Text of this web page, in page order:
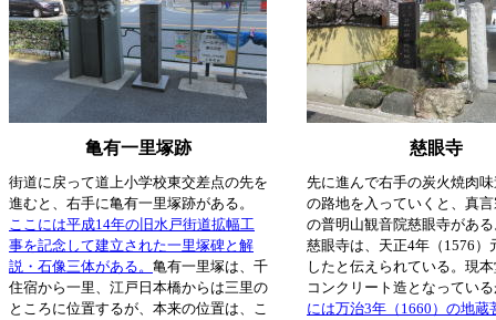
亀有一里塚跡 慈眼寺
街道に戻って道上小学校東交差点の先を
進むと、右手に亀有一里塚跡がある。
ここには平成14年の旧水戸街道拡幅工
事を記念して建立された一里塚碑と解
説・石像三体がある。 亀有一里塚は、千
住宿から一里、江戸日本橋からは三里の
ところに位置するが、本来の位置は、こ
先に進んで右手の炭火焼肉
の路地を入っていくと、真
の普明山観音院慈眼寺があ
慈眼寺は、天正4年（1576）
したと伝えられている。現
コンクリート造となってい
には万治3年（1660）の地蔵